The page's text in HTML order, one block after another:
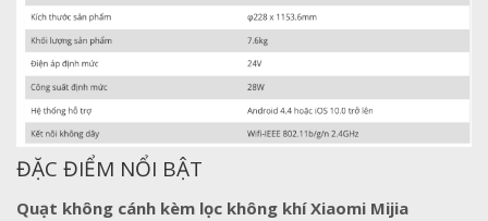
ĐẶC ĐIỂM NỔI BẬT
Quạt không cánh kèm lọc không khí Xiaomi Mijia